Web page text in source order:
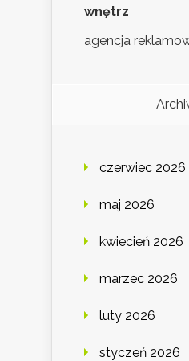
wnętrz
agencja
czerwiec 2026
maj 2026
kwiecień 2026
marzec 2026
luty 2026
styczeń 2026